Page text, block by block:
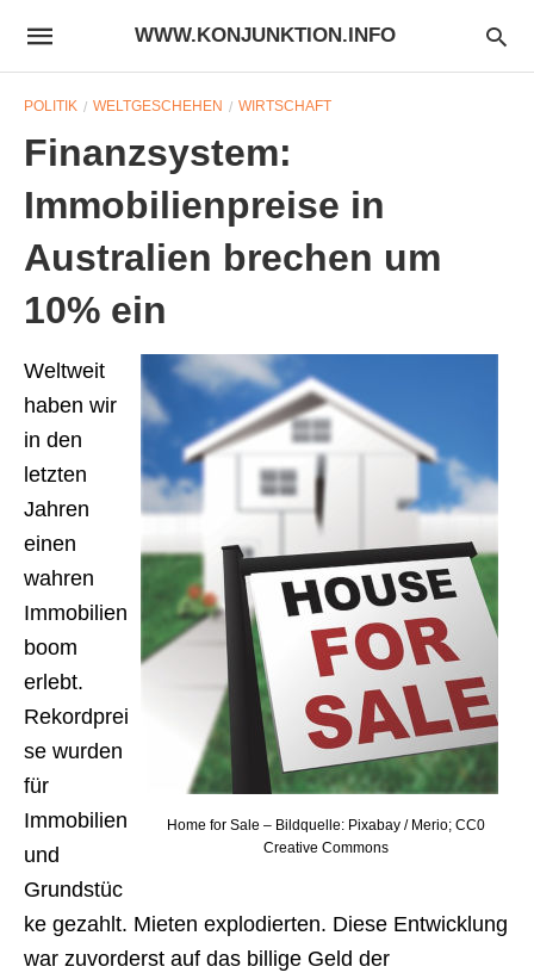
WWW.KONJUNKTION.INFO
POLITIK WELTGESCHEHEN WIRTSCHAFT
Finanzsystem:
Immobilienpreise in
Australien brechen um
10% ein
Home for Sale – Bildquelle: Pixabay / Merio; CC0
Creative Commons
Weltweit
haben wir
in den
letzten
Jahren
einen
wahren
Immobilien
boom
erlebt.
Rekordprei
se wurden
für
Immobilien
und
Grundstüc
ke gezahlt. Mieten explodierten. Diese Entwicklung
war zuvorderst auf das billige Geld der